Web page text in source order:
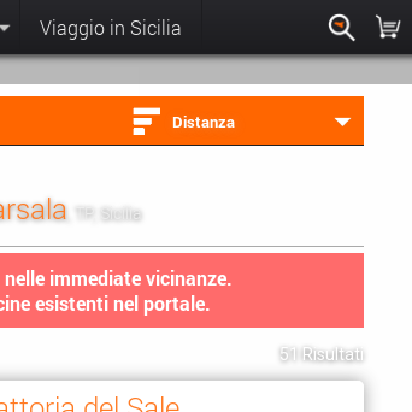
Viaggio in Sicilia
Distanza
, TP, Sicilia
immediate vicinanze.
esistenti nel portale.
51 Risultati